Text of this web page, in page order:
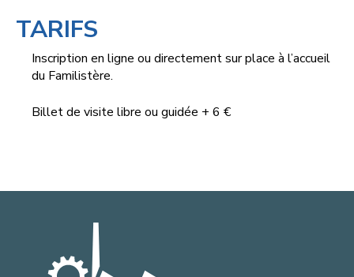
TARIFS
Inscription en ligne ou directement sur place à l’accueil
du Familistère.
Billet de visite libre ou guidée + 6 €